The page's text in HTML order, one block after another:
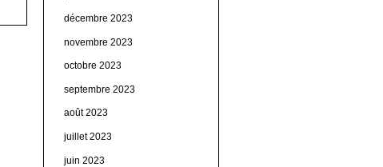
décembre 2023
novembre 2023
octobre 2023
septembre 2023
août 2023
juillet 2023
juin 2023